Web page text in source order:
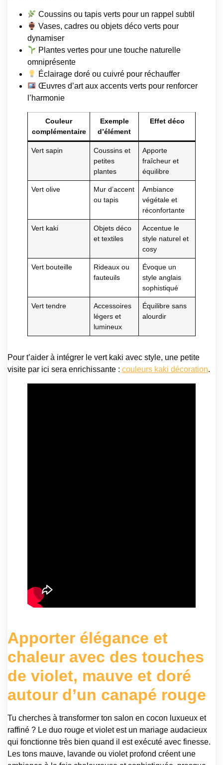
Coussins ou tapis verts pour un rappel subtil
Vases, cadres ou objets déco verts pour
dynamiser
Plantes vertes pour une touche naturelle
omniprésente
Éclairage doré ou cuivré pour réchauffer
Œuvres d’art aux accents verts pour renforcer
l’harmonie
Couleur
complémentaire
Exemple
d’élément
Effet déco
Vert sapin
Coussins et
petites
plantes
Apporte
fraîcheur et
équilibre
Vert olive
Mur d’accent
ou tapis
Ambiance
végétale et
réconfortante
Vert kaki
Objets déco
et textiles
Accentue le
style naturel et
cosy
Vert bouteille
Rideaux ou
fauteuils
Évoque un
style anglais
sophistiqué
Vert tendre
Accessoires
légers et
lumineux
Équilibre sans
alourdir
Pour t’aider à intégrer le vert kaki avec style, une petite
visite par ici sera enrichissante : couleurs kaki décoration.
Apporter élégance et
chaleur avec des touches
de violet, mauve et doré
autour d’un canapé rouge
Tu cherches à transformer ton salon en cocon luxueux et
raffiné ? Le duo rouge et violet est un mariage audacieux
qui fonctionne très bien quand il est exécuté avec finesse.
Les tons mauve, lavande ou violet profond créent une